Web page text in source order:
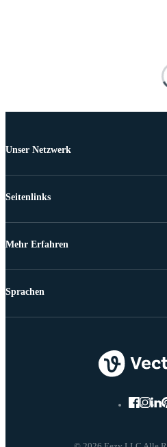
Unser Netzwerk
Seitenlinks
Mehr Erfahren
Sprachen